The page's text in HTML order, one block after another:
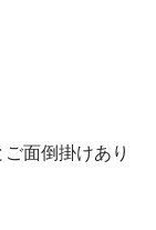
面倒掛けあり